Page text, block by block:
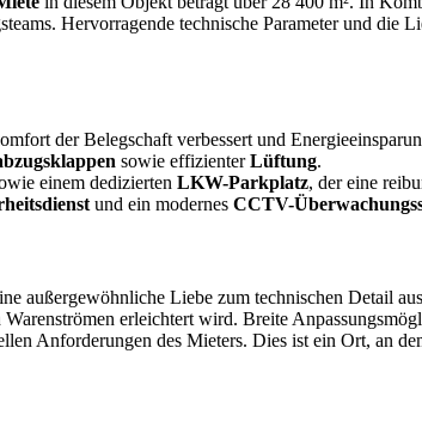
Hervorragende technische Parameter und die
der Belegschaft verbessert und
sowie effizienterLüftung.
einem dedizierten LKW-Parkplatz, der eine
und ein modernes CCTV-
außergewöhnliche Liebe zum technischen Detail
erleichtert wird. Breite
Anforderungen des Mieters. Dies ist ein Ort, an